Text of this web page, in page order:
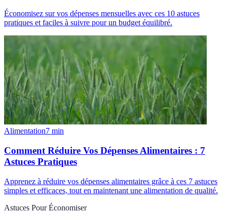
Économisez sur vos dépenses mensuelles avec ces 10 astuces
pratiques et faciles à suivre pour un budget équilibré.
Alimentation7 min
Comment Réduire Vos Dépenses Alimentaires : 7
Astuces Pratiques
Apprenez à réduire vos dépenses alimentaires grâce à ces 7 astuces
simples et efficaces, tout en maintenant une alimentation de qualité.
Astuces Pour Économiser